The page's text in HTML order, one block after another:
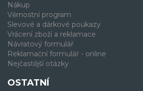
Nákup
Věrnostní program
Slevové a dárkové poukazy
Vrácení zboží a reklamace
Návratový formulář
Reklamační formulář - online
Nejčastější otázky
OSTATNÍ